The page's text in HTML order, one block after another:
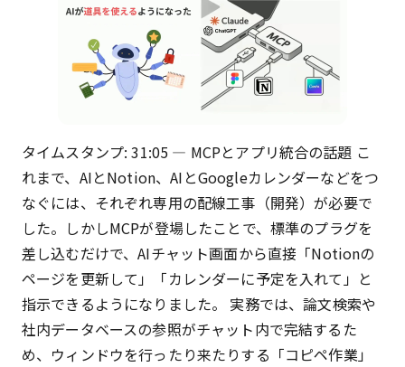
タイムスタンプ: 31:05 — MCPとアプリ統合の話題 こ
れまで、AIとNotion、AIとGoogleカレンダーなどをつ
なぐには、それぞれ専用の配線工事（開発）が必要で
した。しかしMCPが登場したことで、標準のプラグを
差し込むだけで、AIチャット画面から直接「Notionの
ページを更新して」「カレンダーに予定を入れて」と
指示できるようになりました。 実務では、論文検索や
社内データベースの参照がチャット内で完結するた
め、ウィンドウを行ったり来たりする「コピペ作業」